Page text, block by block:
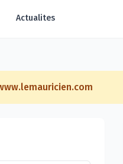
Actualites